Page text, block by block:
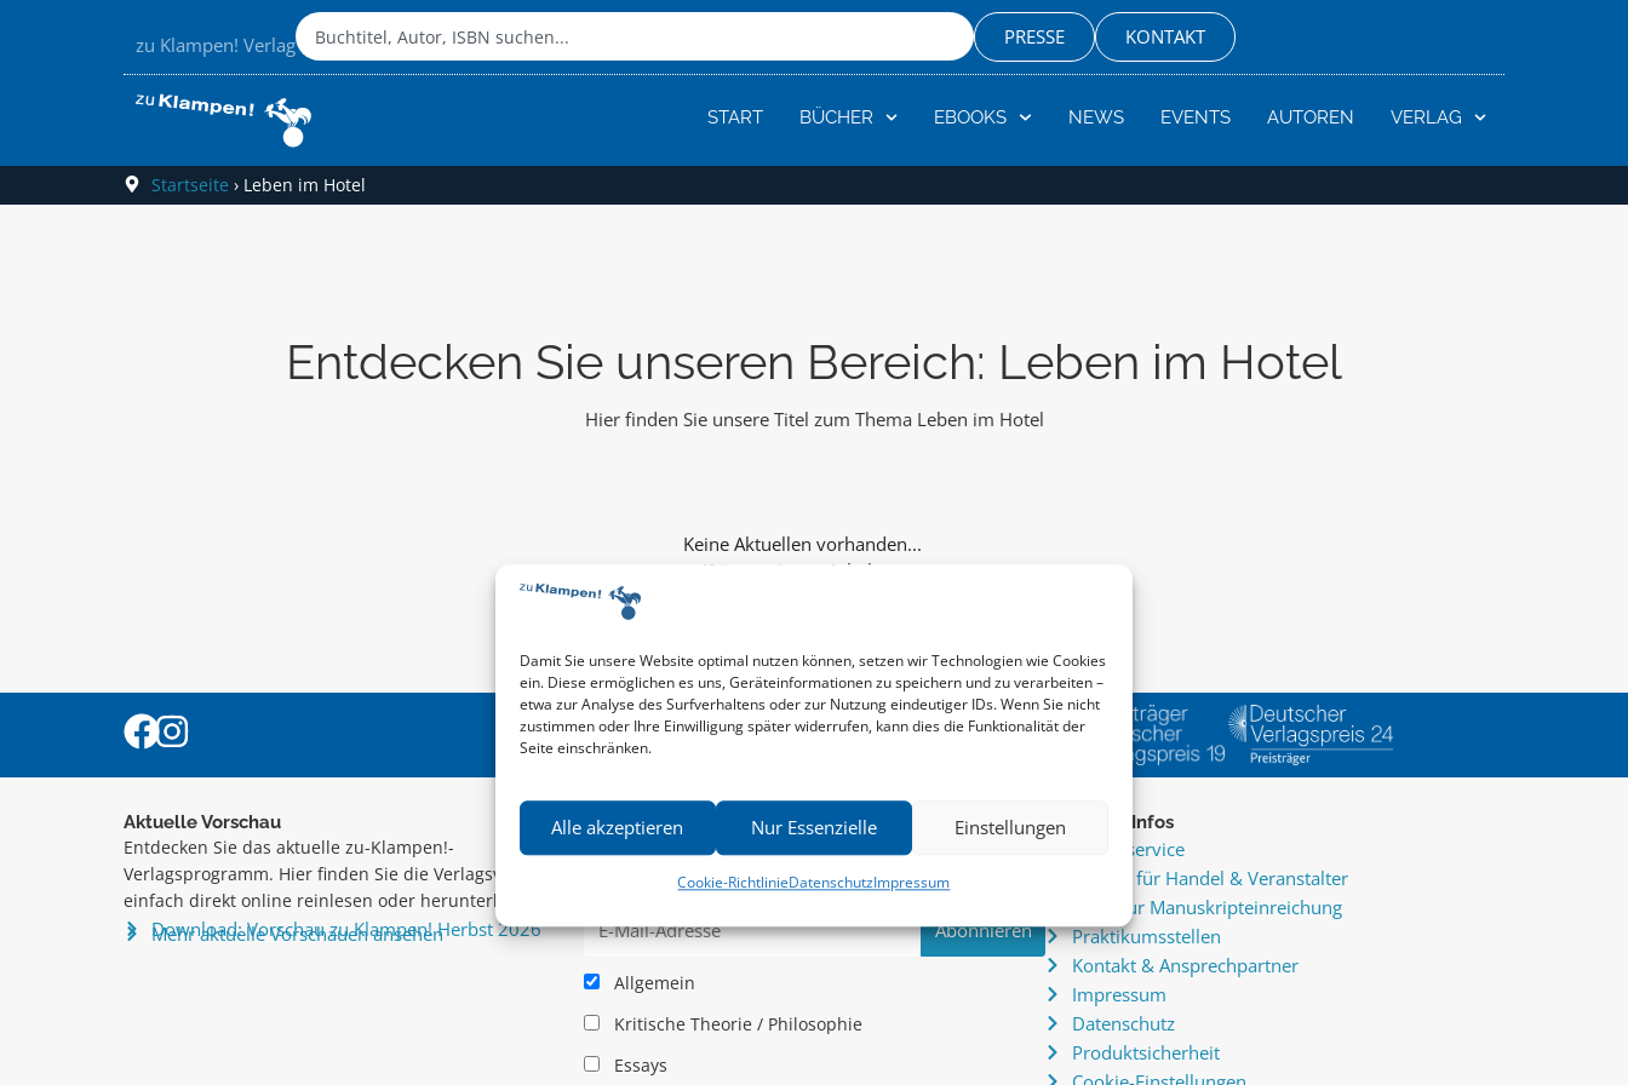
Damit Sie unsere Website optimal nutzen können, setzen wir Technologien wie Cookies
ein. Diese ermöglichen es uns, Geräteinformationen zu speichern und zu verarbeiten –
etwa zur Analyse des Surfverhaltens oder zur Nutzung eindeutiger IDs. Wenn Sie nicht
zustimmen oder Ihre Einwilligung später widerrufen, kann dies die Funktionalität der
Seite einschränken.
Alle akzeptieren Nur Essenzielle Einstellungen
Cookie-RichtlinieDatenschutzImpressum
zu Klampen! Verlag PRESSE KONTAKT
START BÜCHER EBOOKS NEWS EVENTS AUTOREN VERLAG
Startseite › Leben im Hotel
Entdecken Sie unseren Bereich: Leben im Hotel
Hier finden Sie unsere Titel zum Thema Leben im Hotel
Keine weiteren Inhalte...
Aktuelle Vorschau
Entdecken Sie das aktuelle zu-Klampen!-
Verlagsprogramm. Hier finden Sie die Verlagsvorschau –
einfach direkt online reinlesen oder herunterladen.
Download: Vorschau zu Klampen! Herbst 2026
Mehr aktuelle Vorschauen ansehen
Newsletter
News zu aktuellen Neuheiten und Nachrichten im zu
Klampen! Verlag – jederzeit wieder abbestellbar.
Allgemein
Kritische Theorie / Philosophie
Essays
Service & Infos
Presseservice
Service für Handel & Veranstalter
Infos zur Manuskripteinreichung
Praktikumsstellen
Kontakt & Ansprechpartner
Impressum
Datenschutz
Produktsicherheit